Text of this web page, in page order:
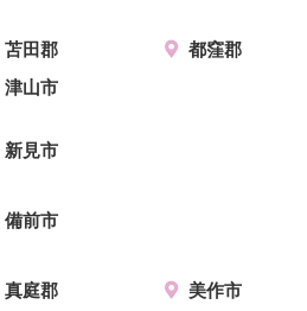
苫田郡 都窪郡
津山市
新見市
備前市
真庭郡 美作市